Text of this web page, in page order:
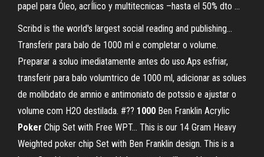
papel para Óleo, acrÍlico y multitecnicas –hasta el 50% dto ...
Scribd is the world's largest social reading and publishing…
Transferir para balo de 1000 ml e completar o volume.
Preparar a soluo imediatamente antes do uso.Aps esfriar,
transferir para balo volumtrico de 1000 ml, adicionar as solues
de molibdato de amnio e antimoniato de potssio e ajustar o
volume com H2O destilada. #?? 1000 Ben Franklin Acrylic
Poker Chip Set with Free WPT… This is our 14 Gram Heavy
Weighted poker chip Set with Ben Franklin design. This is a